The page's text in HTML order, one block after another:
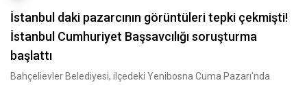
İstanbul daki pazarcının görüntüleri tepki çekmişti!
İstanbul Cumhuriyet Başsavcılığı soruşturma
başlattı
Bahçelievler Belediyesi, ilçedeki Yenibosna Cuma Pazarı'nda